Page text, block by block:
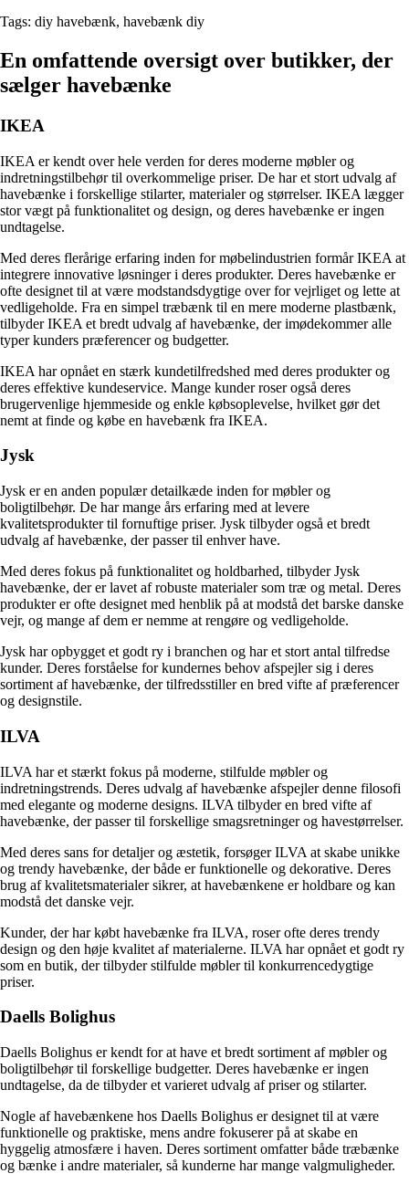
Tags: diy havebænk, havebænk diy
En omfattende oversigt over butikker, der
sælger havebænke
IKEA
IKEA er kendt over hele verden for deres moderne møbler og
indretningstilbehør til overkommelige priser. De har et stort udvalg af
havebænke i forskellige stilarter, materialer og størrelser. IKEA lægger
stor vægt på funktionalitet og design, og deres havebænke er ingen
undtagelse.
Med deres flerårige erfaring inden for møbelindustrien formår IKEA at
integrere innovative løsninger i deres produkter. Deres havebænke er
ofte designet til at være modstandsdygtige over for vejrliget og lette at
vedligeholde. Fra en simpel træbænk til en mere moderne plastbænk,
tilbyder IKEA et bredt udvalg af havebænke, der imødekommer alle
typer kunders præferencer og budgetter.
IKEA har opnået en stærk kundetilfredshed med deres produkter og
deres effektive kundeservice. Mange kunder roser også deres
brugervenlige hjemmeside og enkle købsoplevelse, hvilket gør det
nemt at finde og købe en havebænk fra IKEA.
Jysk
Jysk er en anden populær detailkæde inden for møbler og
boligtilbehør. De har mange års erfaring med at levere
kvalitetsprodukter til fornuftige priser. Jysk tilbyder også et bredt
udvalg af havebænke, der passer til enhver have.
Med deres fokus på funktionalitet og holdbarhed, tilbyder Jysk
havebænke, der er lavet af robuste materialer som træ og metal. Deres
produkter er ofte designet med henblik på at modstå det barske danske
vejr, og mange af dem er nemme at rengøre og vedligeholde.
Jysk har opbygget et godt ry i branchen og har et stort antal tilfredse
kunder. Deres forståelse for kundernes behov afspejler sig i deres
sortiment af havebænke, der tilfredsstiller en bred vifte af præferencer
og designstile.
ILVA
ILVA har et stærkt fokus på moderne, stilfulde møbler og
indretningstrends. Deres udvalg af havebænke afspejler denne filosofi
med elegante og moderne designs. ILVA tilbyder en bred vifte af
havebænke, der passer til forskellige smagsretninger og havestørrelser.
Med deres sans for detaljer og æstetik, forsøger ILVA at skabe unikke
og trendy havebænke, der både er funktionelle og dekorative. Deres
brug af kvalitetsmaterialer sikrer, at havebænkene er holdbare og kan
modstå det danske vejr.
Kunder, der har købt havebænke fra ILVA, roser ofte deres trendy
design og den høje kvalitet af materialerne. ILVA har opnået et godt ry
som en butik, der tilbyder stilfulde møbler til konkurrencedygtige
priser.
Daells Bolighus
Daells Bolighus er kendt for at have et bredt sortiment af møbler og
boligtilbehør til forskellige budgetter. Deres havebænke er ingen
undtagelse, da de tilbyder et varieret udvalg af priser og stilarter.
Nogle af havebænkene hos Daells Bolighus er designet til at være
funktionelle og praktiske, mens andre fokuserer på at skabe en
hyggelig atmosfære i haven. Deres sortiment omfatter både træbænke
og bænke i andre materialer, så kunderne har mange valgmuligheder.